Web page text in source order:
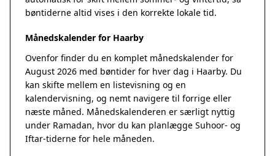
bøntiderne altid vises i den korrekte lokale tid.
Månedskalender for Haarby
Ovenfor finder du en komplet månedskalender for
August 2026 med bøntider for hver dag i Haarby. Du
kan skifte mellem en listevisning og en
kalendervisning, og nemt navigere til forrige eller
næste måned. Månedskalenderen er særligt nyttig
under Ramadan, hvor du kan planlægge Suhoor- og
Iftar-tiderne for hele måneden.